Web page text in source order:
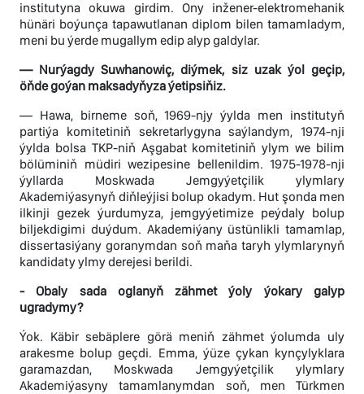
institutyna okuwa girdim. Ony inžener-elektromehanik
hünäri boýunça tapawutlanan diplom bilen tamamladym,
meni bu ýerde mugallym edip alyp galdylar.
— Nurýagdy Suwhanowiç, diýmek, siz uzak ýol geçip,
öňde goýan maksadyňyza ýetipsiňiz.
— Hawa, birneme soň, 1969-njy ýylda men institutyň
partiýa komitetiniň sekretarlygyna saýlandym, 1974-nji
ýylda bolsa TKP-niň Aşgabat komitetiniň ylym we bilim
bölüminiň müdiri wezipesine bellenildim. 1975-1978-nji
ýyllarda Moskwada Jemgyýetçilik ylymlary
Akademiýasynyň diňleýjisi bolup okadym. Hut şonda men
ilkinji gezek ýurdumyza, jemgyýetimize peýdaly bolup
biljekdigimi duýdum. Akademiýany üstünlikli tamamlap,
dissertasiýany goranymdan soň maňa taryh ylymlarynyň
kandidaty ylmy derejesi berildi.
- Obaly sada oglanyň zähmet ýoly ýokary galyp
ugradymy?
Ýok. Käbir sebäplere görä meniň zähmet ýolumda uly
arakesme bolup geçdi. Emma, ýüze çykan kynçylyklara
garamazdan, Moskwada Jemgyýetçilik ylymlary
Akademiýasyny tamamlanymdan soň, men Türkmen